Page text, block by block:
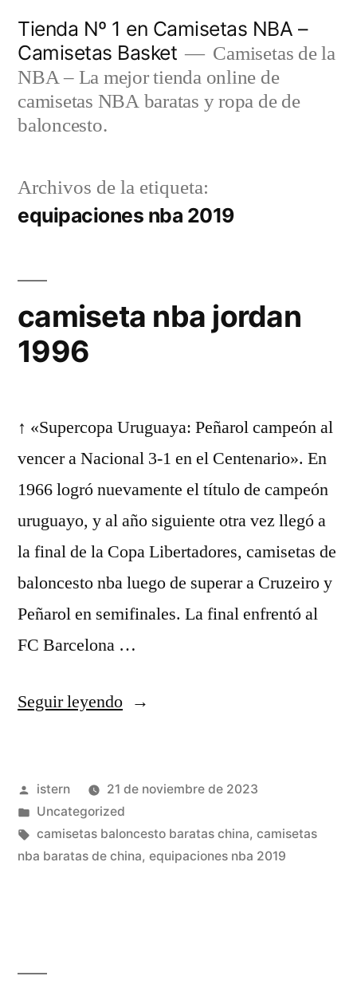
contenido
Tienda Nº 1 en Camisetas NBA –
Camisetas Basket
Camisetas de la
NBA – La mejor tienda online de
camisetas NBA baratas y ropa de de
baloncesto.
Archivos de la etiqueta:
equipaciones nba 2019
camiseta nba jordan
1996
↑ «Supercopa Uruguaya: Peñarol campeón al
vencer a Nacional 3-1 en el Centenario». En
1966 logró nuevamente el título de campeón
uruguayo, y al año siguiente otra vez llegó a
la final de la Copa Libertadores, camisetas de
baloncesto nba luego de superar a Cruzeiro y
Peñarol en semifinales. La final enfrentó al
FC Barcelona …
Seguir leyendo«camiseta
1996»
Publicado
por
istern
21 de noviembre de 2023
Publicado
en
Uncategorized
Etiquetas:
camisetas baloncesto baratas china, camisetas
nba baratas de china, equipaciones nba 2019